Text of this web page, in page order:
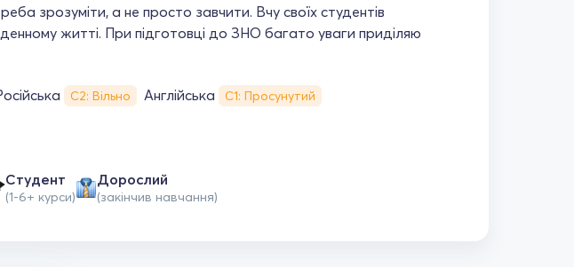
зрозуміти, а не просто завчити. Вчу своїх студентів
житті. При підготовці до ЗНО багато уваги приділяю
С2: Вільно Англійська С1: Просунутий
Студент
(1-6+ курси)
Дорослий
(закінчив навчання)